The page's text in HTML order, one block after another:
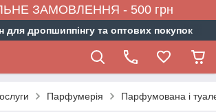
ЗАМОВЛЕННЯ - 500 грн
для дропшиппінгу та оптових покупок
Парфумерія Парфумована і